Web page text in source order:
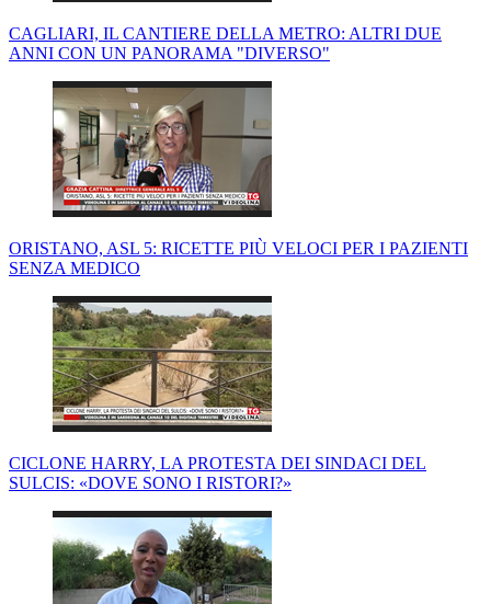
CAGLIARI, IL CANTIERE DELLA METRO: ALTRI DUE
ANNI CON UN PANORAMA "DIVERSO"
ORISTANO, ASL 5: RICETTE PIÙ VELOCI PER I PAZIENTI
SENZA MEDICO
CICLONE HARRY, LA PROTESTA DEI SINDACI DEL
SULCIS: «DOVE SONO I RISTORI?»